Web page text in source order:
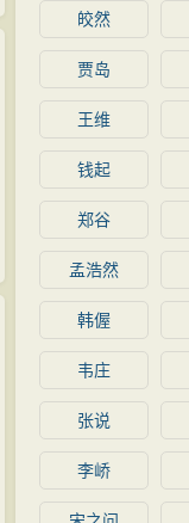
皎然
贾岛
王维
钱起
郑谷
孟浩然
韩偓
韦庄
张说
李峤